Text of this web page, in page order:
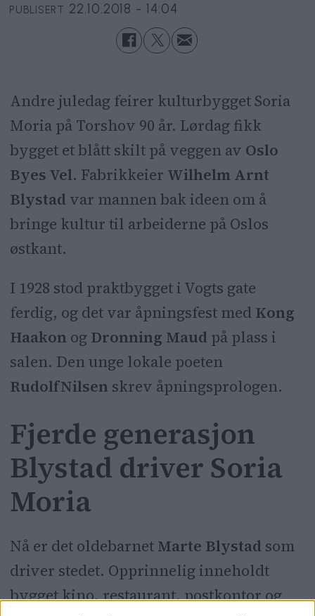
PUBLISERT 22.10.2018 - 14:04
Andre juledag feirer kulturbygget Soria
Moria på Torshov 90 år. Lørdag fikk
bygget et blått skilt på veggen av Oslo
Byes Vel. Fabrikkeier Wilhelm Arnt
Blystadvar mannen bak ideen om å
bringe kultur til arbeiderne på Oslos
østkant.
I 1928 stod praktbygget i Vogts gate
ferdig, og det var åpningsfest med Kong
Haakon og Dronning Maudpå plass i
salen. Den unge lokale poeten
RudolfNilsen skrev åpningsprologen.
Fjerde generasjon
Blystad driver Soria
Moria
Nå er det oldebarnet Marte Blystadsom
driver stedet. Opprinnelig inneholdt
bygget kino, restaurant, postkontor og